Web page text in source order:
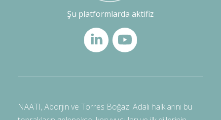
Şu platformlarda aktifiz
NAATI, Aborjin ve Torres Boğazı Adalı halklarını bu